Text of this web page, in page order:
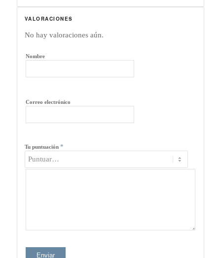
VALORACIONES
No hay valoraciones aún.
Nombre
Correo electrónico
Tu puntuación *